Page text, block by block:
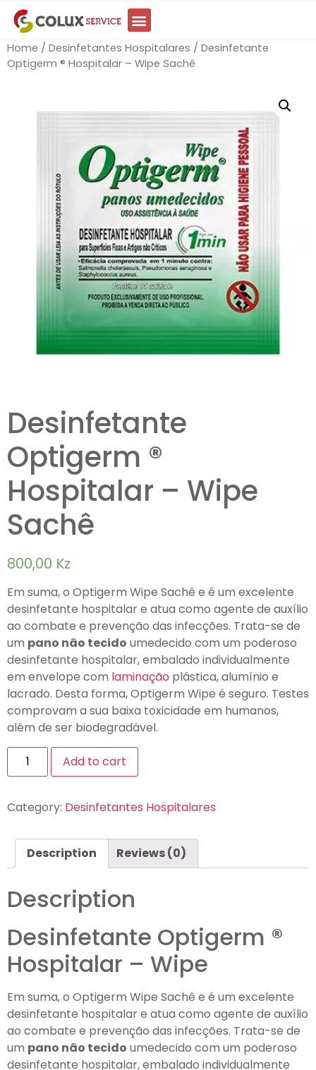
Home / Desinfetantes Hospitalares / Desinfetante
Optigerm ® Hospitalar – Wipe Sachê
Desinfetante
Optigerm ®
Hospitalar – Wipe
Sachê
800,00 Kz
Em suma, o Optigerm Wipe Sachê e é um excelente
desinfetante hospitalar e atua como agente de auxílio
ao combate e prevenção das infecções. Trata-se de
um pano não tecido umedecido com um poderoso
desinfetante hospitalar, embalado individualmente
em envelope com laminação plástica, alumínio e
lacrado. Desta forma, Optigerm Wipe é seguro. Testes
comprovam a sua baixa toxicidade em humanos,
além de ser biodegradável.
Add to cart
Category: Desinfetantes Hospitalares
Description Reviews (0)
Description
Desinfetante Optigerm ®
Hospitalar – Wipe
Em suma, o Optigerm Wipe Sachê e é um excelente
desinfetante hospitalar e atua como agente de auxílio
ao combate e prevenção das infecções. Trata-se de
um pano não tecido umedecido com um poderoso
desinfetante hospitalar, embalado individualmente